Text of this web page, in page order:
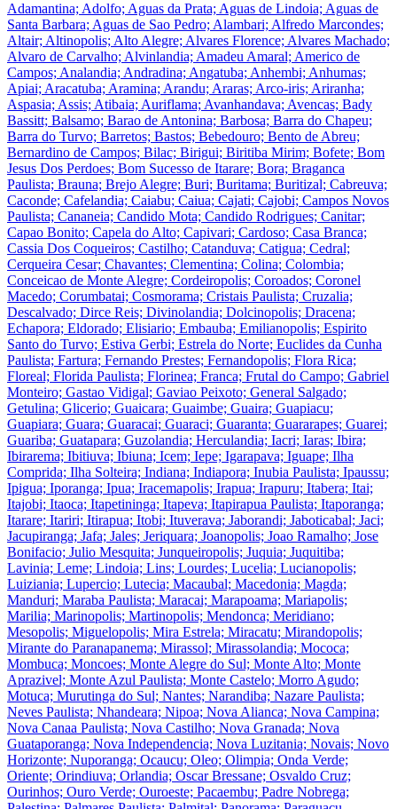
Adamantina; Adolfo; Aguas da Prata; Aguas de Lindoia; Aguas de
Santa Barbara; Aguas de Sao Pedro; Alambari; Alfredo Marcondes;
Altair; Altinopolis; Alto Alegre; Alvares Florence; Alvares Machado;
Alvaro de Carvalho; Alvinlandia; Amadeu Amaral; Americo de
Campos; Analandia; Andradina; Angatuba; Anhembi; Anhumas;
Apiai; Aracatuba; Aramina; Arandu; Araras; Arco-iris; Ariranha;
Aspasia; Assis; Atibaia; Auriflama; Avanhandava; Avencas; Bady
Bassitt; Balsamo; Barao de Antonina; Barbosa; Barra do Chapeu;
Barra do Turvo; Barretos; Bastos; Bebedouro; Bento de Abreu;
Bernardino de Campos; Bilac; Birigui; Biritiba Mirim; Bofete; Bom
Jesus Dos Perdoes; Bom Sucesso de Itarare; Bora; Braganca
Paulista; Brauna; Brejo Alegre; Buri; Buritama; Buritizal; Cabreuva;
Caconde; Cafelandia; Caiabu; Caiua; Cajati; Cajobi; Campos Novos
Paulista; Cananeia; Candido Mota; Candido Rodrigues; Canitar;
Capao Bonito; Capela do Alto; Capivari; Cardoso; Casa Branca;
Cassia Dos Coqueiros; Castilho; Catanduva; Catigua; Cedral;
Cerqueira Cesar; Chavantes; Clementina; Colina; Colombia;
Conceicao de Monte Alegre; Cordeiropolis; Coroados; Coronel
Macedo; Corumbatai; Cosmorama; Cristais Paulista; Cruzalia;
Descalvado; Dirce Reis; Divinolandia; Dolcinopolis; Dracena;
Echapora; Eldorado; Elisiario; Embauba; Emilianopolis; Espirito
Santo do Turvo; Estiva Gerbi; Estrela do Norte; Euclides da Cunha
Paulista; Fartura; Fernando Prestes; Fernandopolis; Flora Rica;
Floreal; Florida Paulista; Florinea; Franca; Frutal do Campo; Gabriel
Monteiro; Gastao Vidigal; Gaviao Peixoto; General Salgado;
Getulina; Glicerio; Guaicara; Guaimbe; Guaira; Guapiacu;
Guapiara; Guara; Guaracai; Guaraci; Guaranta; Guararapes; Guarei;
Guariba; Guatapara; Guzolandia; Herculandia; Iacri; Iaras; Ibira;
Ibirarema; Ibitiuva; Ibiuna; Icem; Iepe; Igarapava; Iguape; Ilha
Comprida; Ilha Solteira; Indiana; Indiapora; Inubia Paulista; Ipaussu;
Ipigua; Iporanga; Ipua; Iracemapolis; Irapua; Irapuru; Itabera; Itai;
Itajobi; Itaoca; Itapetininga; Itapeva; Itapirapua Paulista; Itaporanga;
Itarare; Itariri; Itirapua; Itobi; Ituverava; Jaborandi; Jaboticabal; Jaci;
Jacupiranga; Jafa; Jales; Jeriquara; Joanopolis; Joao Ramalho; Jose
Bonifacio; Julio Mesquita; Junqueiropolis; Juquia; Juquitiba;
Lavinia; Leme; Lindoia; Lins; Lourdes; Lucelia; Lucianopolis;
Luiziania; Lupercio; Lutecia; Macaubal; Macedonia; Magda;
Manduri; Maraba Paulista; Maracai; Marapoama; Mariapolis;
Marilia; Marinopolis; Martinopolis; Mendonca; Meridiano;
Mesopolis; Miguelopolis; Mira Estrela; Miracatu; Mirandopolis;
Mirante do Paranapanema; Mirassol; Mirassolandia; Mococa;
Mombuca; Moncoes; Monte Alegre do Sul; Monte Alto; Monte
Aprazivel; Monte Azul Paulista; Monte Castelo; Morro Agudo;
Motuca; Murutinga do Sul; Nantes; Narandiba; Nazare Paulista;
Neves Paulista; Nhandeara; Nipoa; Nova Alianca; Nova Campina;
Nova Canaa Paulista; Nova Castilho; Nova Granada; Nova
Guataporanga; Nova Independencia; Nova Luzitania; Novais; Novo
Horizonte; Nuporanga; Ocaucu; Oleo; Olimpia; Onda Verde;
Oriente; Orindiuva; Orlandia; Oscar Bressane; Osvaldo Cruz;
Ourinhos; Ouro Verde; Ouroeste; Pacaembu; Padre Nobrega;